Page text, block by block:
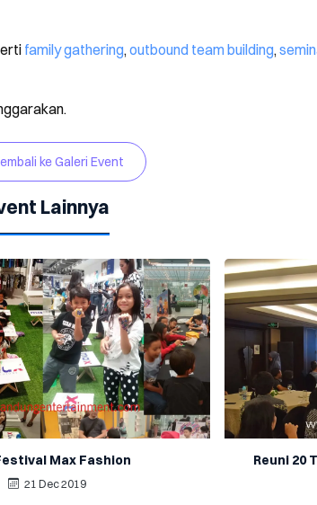
family gathering, outbound team building,
ke Galeri Event
Lainnya
Max Fashion
21 Dec 2019
Reuni 20